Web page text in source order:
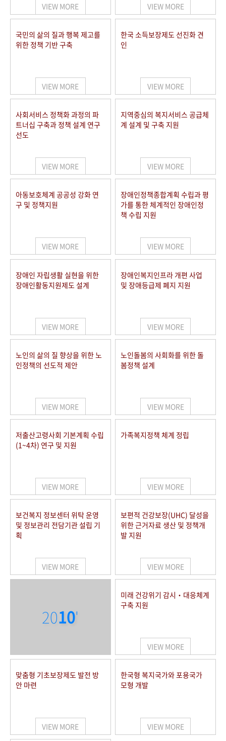
VIEW MORE VIEW MORE
국민의 삶의 질과 행복 제고를
위한 정책 기반 구축
VIEW MORE
한국 소득보장제도 선진화 견
인
VIEW MORE
사회서비스 정책화 과정의 파
트너십 구축과 정책 설계 연구
선도
VIEW MORE
지역중심의 복지서비스 공급체
계 설계 및 구축 지원
VIEW MORE
아동보호체계 공공성 강화 연
구 및 정책지원
VIEW MORE
장애인정책종합계획 수립과 평
가를 통한 체계적인 장애인정
책 수립 지원
VIEW MORE
장애인 자립생활 실현을 위한
장애인활동지원제도 설계
VIEW MORE
장애인복지인프라 개편 사업
및 장애등급제 폐지 지원
VIEW MORE
노인의 삶의 질 향상을 위한 노
인정책의 선도적 제안
VIEW MORE
노인돌봄의 사회화를 위한 돌
봄정책 설계
VIEW MORE
저출산고령사회 기본계획 수립
(1~4차) 연구 및 지원
VIEW MORE
가족복지정책 체계 정립
VIEW MORE
보건복지 정보센터 위탁 운영
및 정보관리 전담기관 설립 기
획
VIEW MORE
보편적 건강보장(UHC) 달성을
위한 근거자료 생산 및 정책개
발 지원
VIEW MORE
2010'
미래 건강위기 감시‧대응체계
구축 지원
VIEW MORE
맞춤형 기초보장제도 발전 방
안 마련
VIEW MORE
한국형 복지국가와 포용국가
모형 개발
VIEW MORE